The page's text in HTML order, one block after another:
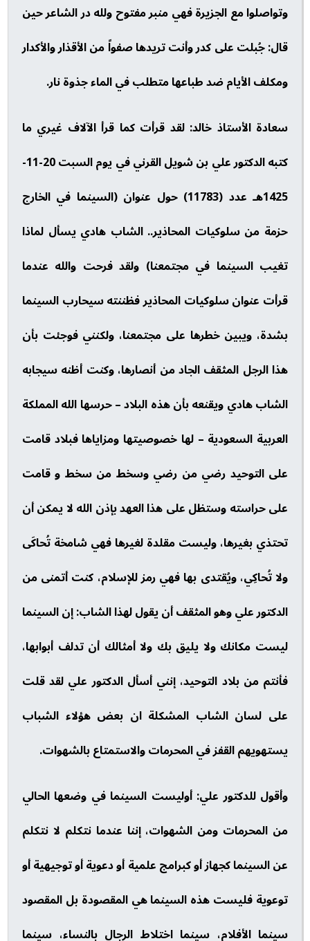
وتواصلوا مع الجزيرة فهي منبر مفتوح ولله در الشاعر حين
قال: جُبلت على كدر وأنت تريدها صفواً من الأقذار والأكدار
ومكلف الأيام ضد طباعها متطلب في الماء جذوة نار.
سعادة الأستاذ خالد: لقد قرأت كما قرأ الآلاف غيري ما
كتبه الدكتور علي بن شويل القرني في يوم السبت 20-11-
1425هـ عدد (11783) حول عنوان (السينما في الخارج
حزمة من سلوكيات المحاذير.. الشاب هادي يسأل لماذا
تغيب السينما في مجتمعنا) ولقد فرحت والله عندما
قرأت عنوان سلوكيات المحاذير فظننته سيحارب السينما
بشدة، ويبين خطرها على مجتمعنا، ولكنني فوجئت بأن
هذا الرجل المثقف الجاد من أنصارها، وكنت أظنه سيجابه
الشاب هادي ويقنعه بأن هذه البلاد – حرسها الله المملكة
العربية السعودية – لها خصوصيتها ومزاياها فبلاد قامت
على التوحيد رضي من رضي وسخط من سخط و قامت
على حراسته وستظل على هذا العهد بإذن الله لا يمكن أن
تحتذي بغيرها، وليست مقلدة لغيرها فهي شامخة تُحاكَى
ولا تُحاكِي، ويُقتدى بها فهي رمز للإسلام، كنت أتمنى من
الدكتور علي وهو المثقف أن يقول لهذا الشاب: إن السينما
ليست مكانك ولا يليق بك ولا أمثالك أن تدلف أبوابها،
فأنتم من بلاد التوحيد، إنني أسأل الدكتور علي لقد قلت
على لسان الشاب المشكلة ان بعض هؤلاء الشباب
يستهويهم القفز في المحرمات والاستمتاع بالشهوات.
وأقول للدكتور علي: أوليست السينما في وضعها الحالي
من المحرمات ومن الشهوات، إننا عندما نتكلم لا نتكلم
عن السينما كجهاز أو كبرامج علمية أو دعوية أو توجيهية أو
توعوية فليست هذه السينما هي المقصودة بل المقصود
سينما الأفلام، سينما اختلاط الرجال بالنساء، سينما